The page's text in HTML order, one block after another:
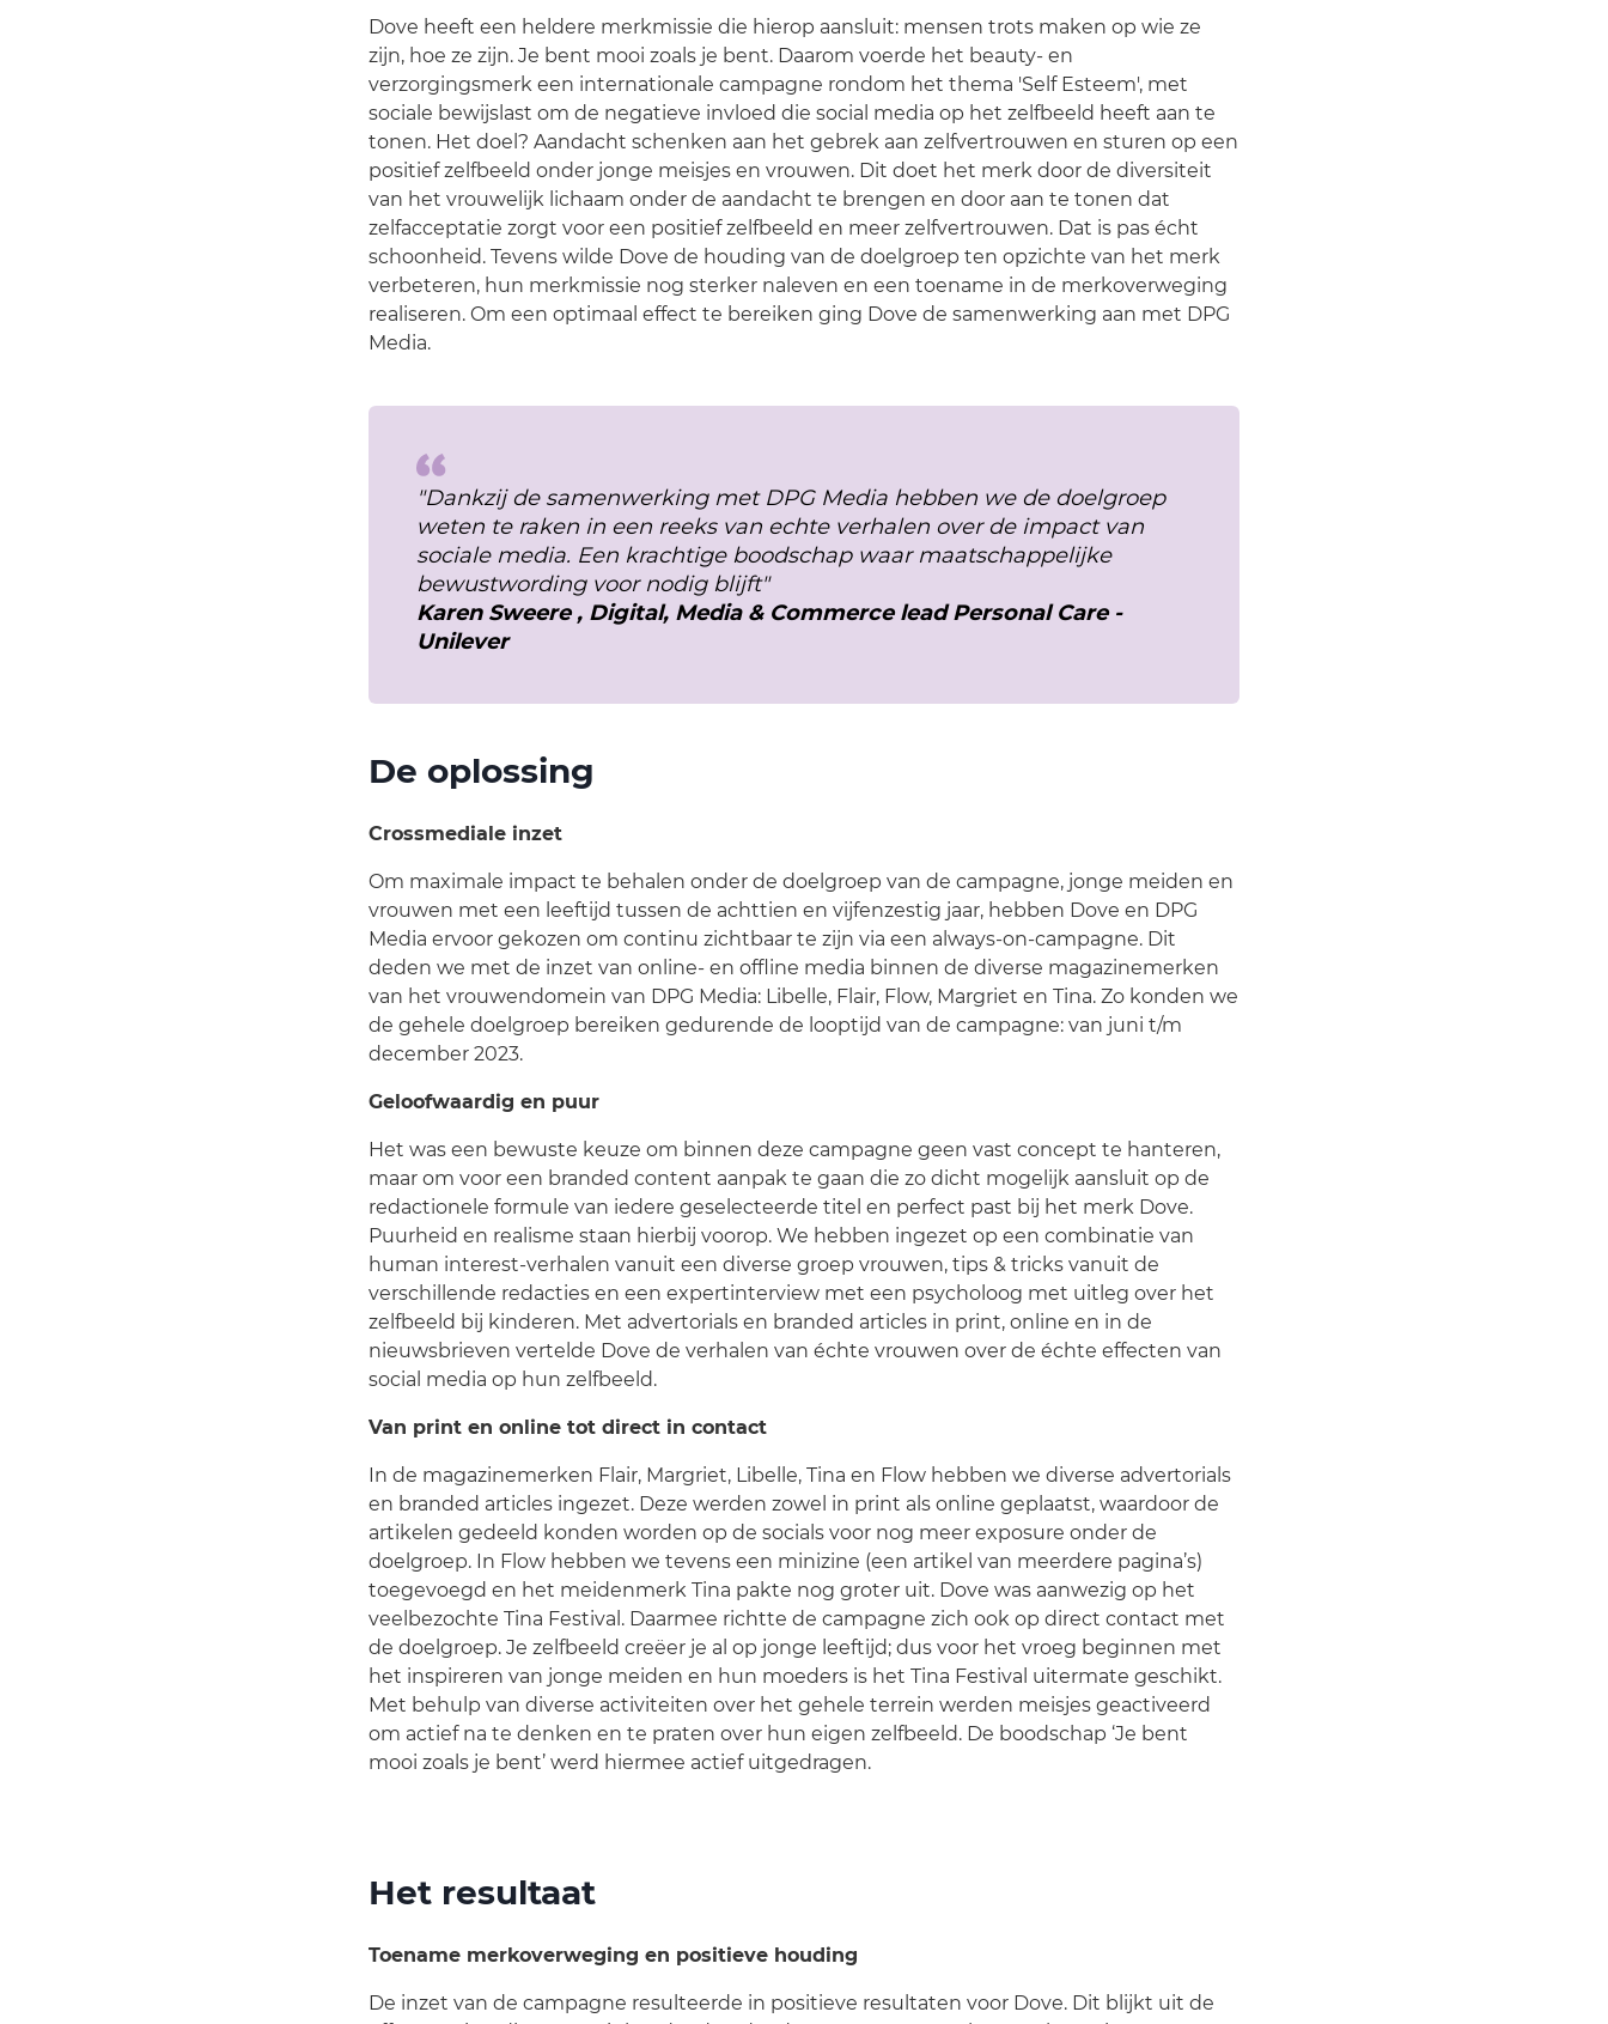
Dove heeft een heldere merkmissie die hierop aansluit: mensen trots maken op wie ze
zijn, hoe ze zijn. Je bent mooi zoals je bent. Daarom voerde het beauty- en
verzorgingsmerk een internationale campagne rondom het thema 'Self Esteem', met
sociale bewijslast om de negatieve invloed die social media op het zelfbeeld heeft aan te
tonen. Het doel? Aandacht schenken aan het gebrek aan zelfvertrouwen en sturen op een
positief zelfbeeld onder jonge meisjes en vrouwen. Dit doet het merk door de diversiteit
van het vrouwelijk lichaam onder de aandacht te brengen en door aan te tonen dat
zelfacceptatie zorgt voor een positief zelfbeeld en meer zelfvertrouwen. Dat is pas écht
schoonheid. Tevens wilde Dove de houding van de doelgroep ten opzichte van het merk
verbeteren, hun merkmissie nog sterker naleven en een toename in de merkoverweging
realiseren. Om een optimaal effect te bereiken ging Dove de samenwerking aan met DPG
Media.
"Dankzij de samenwerking met DPG Media hebben we de doelgroep
weten te raken in een reeks van echte verhalen over de impact van
sociale media. Een krachtige boodschap waar maatschappelijke
bewustwording voor nodig blijft"
Karen Sweere , Digital, Media & Commerce lead Personal Care -
Unilever
De oplossing
Crossmediale inzet
Om maximale impact te behalen onder de doelgroep van de campagne, jonge meiden en
vrouwen met een leeftijd tussen de achttien en vijfenzestig jaar, hebben Dove en DPG
Media ervoor gekozen om continu zichtbaar te zijn via een always-on-campagne. Dit
deden we met de inzet van online- en offline media binnen de diverse magazinemerken
van het vrouwendomein van DPG Media: Libelle, Flair, Flow, Margriet en Tina. Zo konden we
de gehele doelgroep bereiken gedurende de looptijd van de campagne: van juni t/m
december 2023.
Geloofwaardig en puur
Het was een bewuste keuze om binnen deze campagne geen vast concept te hanteren,
maar om voor een branded content aanpak te gaan die zo dicht mogelijk aansluit op de
redactionele formule van iedere geselecteerde titel en perfect past bij het merk Dove.
Puurheid en realisme staan hierbij voorop. We hebben ingezet op een combinatie van
human interest-verhalen vanuit een diverse groep vrouwen, tips & tricks vanuit de
verschillende redacties en een expertinterview met een psycholoog met uitleg over het
zelfbeeld bij kinderen. Met advertorials en branded articles in print, online en in de
nieuwsbrieven vertelde Dove de verhalen van échte vrouwen over de échte effecten van
social media op hun zelfbeeld.
Van print en online tot direct in contact
In de magazinemerken Flair, Margriet, Libelle, Tina en Flow hebben we diverse advertorials
en branded articles ingezet. Deze werden zowel in print als online geplaatst, waardoor de
artikelen gedeeld konden worden op de socials voor nog meer exposure onder de
doelgroep. In Flow hebben we tevens een minizine (een artikel van meerdere pagina’s)
toegevoegd en het meidenmerk Tina pakte nog groter uit. Dove was aanwezig op het
veelbezochte Tina Festival. Daarmee richtte de campagne zich ook op direct contact met
de doelgroep. Je zelfbeeld creëer je al op jonge leeftijd; dus voor het vroeg beginnen met
het inspireren van jonge meiden en hun moeders is het Tina Festival uitermate geschikt.
Met behulp van diverse activiteiten over het gehele terrein werden meisjes geactiveerd
om actief na te denken en te praten over hun eigen zelfbeeld. De boodschap ‘Je bent
mooi zoals je bent’ werd hiermee actief uitgedragen.
Het resultaat
Toename merkoverweging en positieve houding
De inzet van de campagne resulteerde in positieve resultaten voor Dove. Dit blijkt uit de